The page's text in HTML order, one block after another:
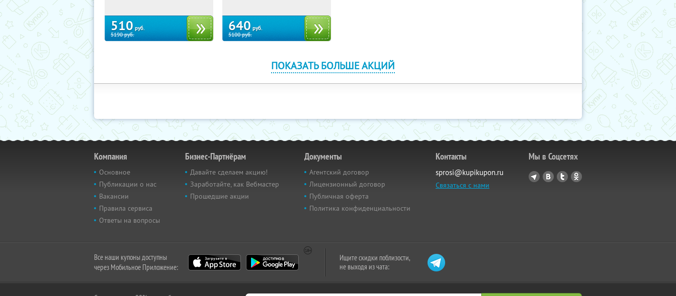
510 руб.
5190руб.
640 руб.
5100руб.
ПОКАЗАТЬ БОЛЬШЕ АКЦИЙ
Компания
Основное
Публикации о нас
Вакансии
Правила сервиса
Ответы на вопросы
Бизнес-Партнёрам
Давайте сделаем акцию!
Заработайте, как Вебмастер
Прошедшие акции
Документы
Агентский договор
Лицензионный договор
Публичная оферта
Политика конфиденциальности
Контакты
sprosi@kupikupon.ru
Связаться с нами
Мы в Соцсетях
Все наши купоны доступны
через Мобильное Приложение:
Ищите скидки поблизости,
не выходя из чата: